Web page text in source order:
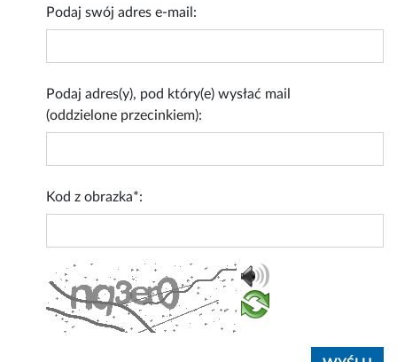
Podaj swój adres e-mail:
Podaj adres(y), pod który(e) wysłać mail
(oddzielone przecinkiem):
Kod z obrazka*: